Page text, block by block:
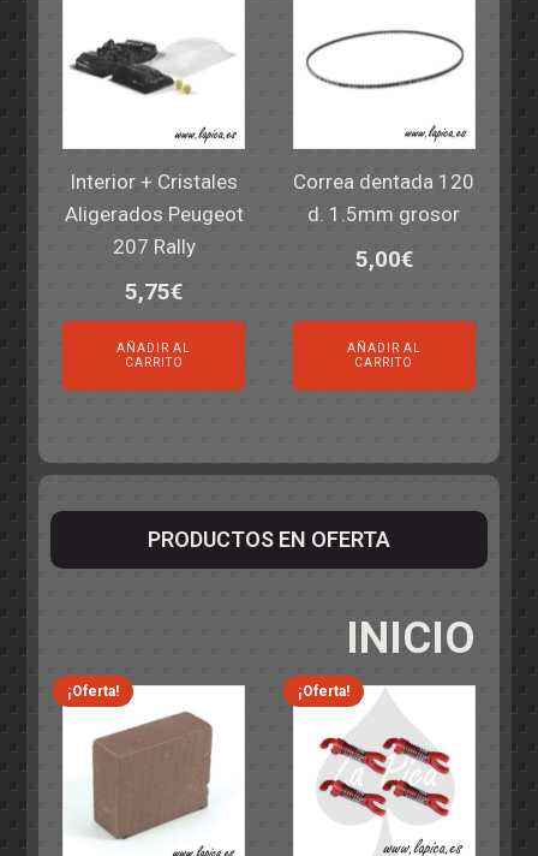
Interior + Cristales
Aligerados Peugeot
207 Rally
5,75€
AÑADIR AL
CARRITO
Correa dentada 120
d. 1.5mm grosor
5,00€
AÑADIR AL
CARRITO
PRODUCTOS EN OFERTA
INICIO
¡Oferta! ¡Oferta!